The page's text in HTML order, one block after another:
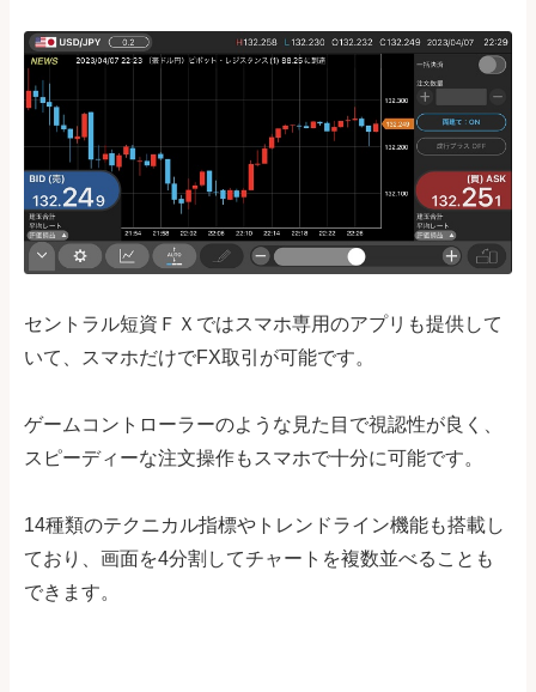
セントラル短資ＦＸではスマホ専用のアプリも提供して
いて、スマホだけでFX取引が可能です。
ゲームコントローラーのような見た目で視認性が良く、
スピーディーな注文操作もスマホで十分に可能です。
14種類のテクニカル指標やトレンドライン機能も搭載し
ており、画面を4分割してチャートを複数並べることも
できます。